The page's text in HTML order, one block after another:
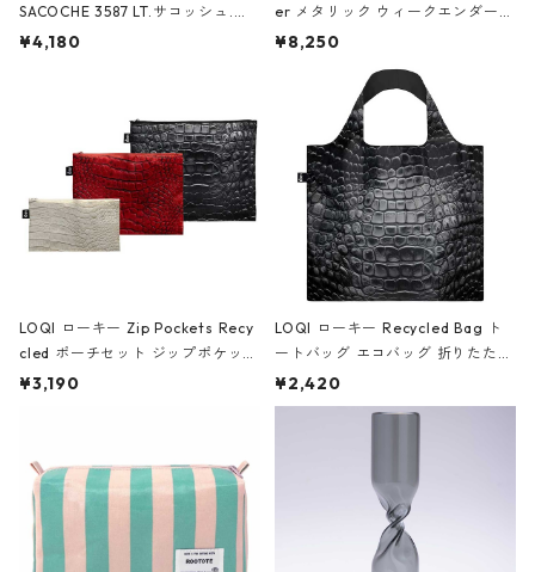
SACOCHE 3587 LT.サコッシュ.ル
ミエ-B ショルダーバッグ グロスピ
¥4,180
er メタリック ウィークエンダー
ボストンバッグ ショルダーバッグ
Black ジャン=ミッシェル・バスキ
ア/クラウン ブラック
¥8,250
LOQI ローキー Zip Pockets Recy
cled ポーチセット ジップポケット
ファスナーポーチ 撥水加工 トラベ
ーガンディー、オフホワイト
¥3,190
LOQI ローキー Recycled Bag ト
ートバッグ エコバッグ 折りたたみ
大きめ 撥水加工 収納ポーチ CRO
CODILE/Black クロコダイル/ブラ
¥2,420